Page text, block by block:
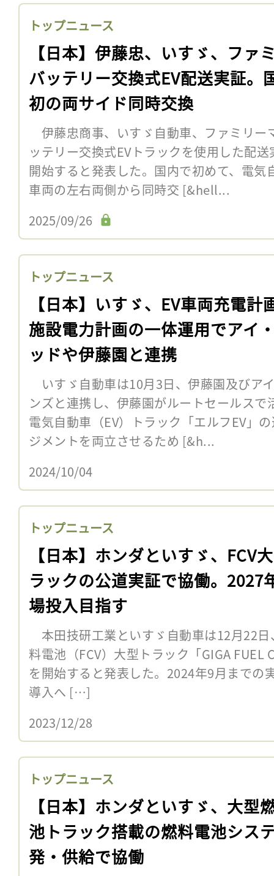
トップニュース
【日本】伊藤忠、いすゞ、ファ
バッテリー交換式EV配送実証。
初の両サイド同時交換
伊藤忠商事、いすゞ自動車、ファミリー
ッテリー交換式EVトラックを使用した配
開始すると発表した。国内で初めて、電気
車両の左右両側から同時交 [&hell...
2025/09/26
トップニュース
【日本】いすゞ、EV車両充電計
施設電力計画の一体運用でアイ
ッドや伊藤園と連携
いすゞ自動車は10月3日、伊藤園及びア
ンズと連携し、伊藤園がルートセールス
電気自動車（EV）トラック「エルフEV」
ジメントを両立させるため [&h...
2024/10/04
トップニュース
【日本】ホンダといすゞ、FCV
ラックの公道実証で協働。2027
場投入目指す
本田技研工業といすゞ自動車は12月22
料電池（FCV）大型トラック「GIGA FUEL
を開始すると発表した。2024年9月までの
導入へ […]
2023/12/28
トップニュース
【日本】ホンダといすゞ、大型
池トラック搭載の燃料電池シス
発・供給で協働